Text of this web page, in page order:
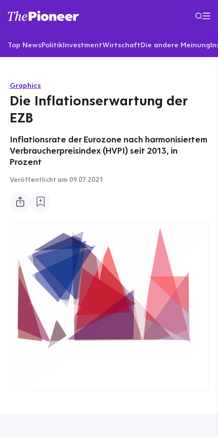
Top NewsPolitikInvestmentWirtschaftDie andere Meinung
Graphics
Die Inflationserwartung der
EZB
Inflationsrate der Eurozone nach harmonisiertem
Verbraucherpreisindex (HVPI) seit 2013, in
Prozent
Veröffentlicht am 09.07.2021